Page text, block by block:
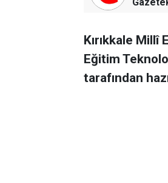
Kırıkkale
Eğitim
tarafından